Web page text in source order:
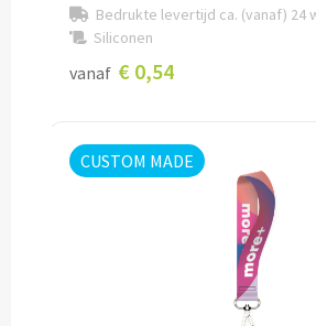
Custom made notitieboekjes
Custom made schrijfblokken
Custom made muismatten
Bedrukte levertijd ca. (vanaf) 24
Siliconen
vanaf € 0,54
CUSTOM MADE